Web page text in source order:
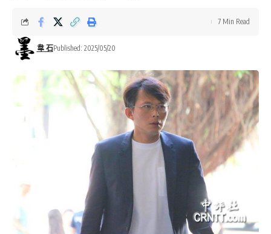
韋 石Published: 2025/05/20
7 Min Read